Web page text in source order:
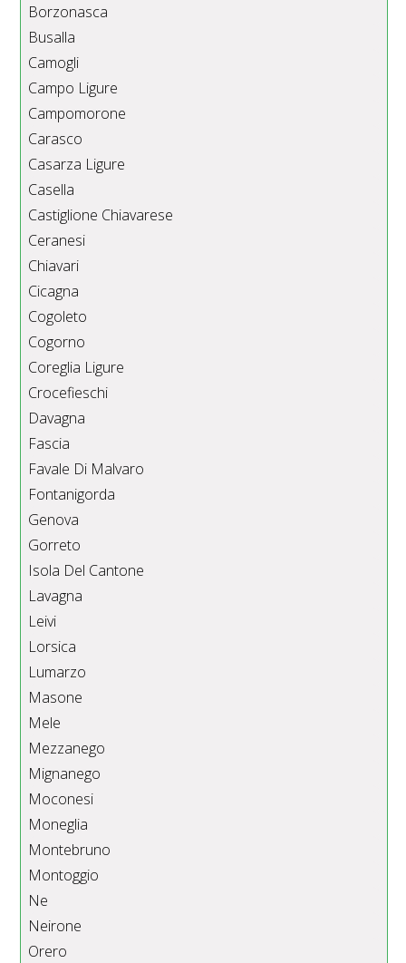
Borzonasca
Busalla
Camogli
Campo Ligure
Campomorone
Carasco
Casarza Ligure
Casella
Castiglione Chiavarese
Ceranesi
Chiavari
Cicagna
Cogoleto
Cogorno
Coreglia Ligure
Crocefieschi
Davagna
Fascia
Favale Di Malvaro
Fontanigorda
Genova
Gorreto
Isola Del Cantone
Lavagna
Leivi
Lorsica
Lumarzo
Masone
Mele
Mezzanego
Mignanego
Moconesi
Moneglia
Montebruno
Montoggio
Ne
Neirone
Orero